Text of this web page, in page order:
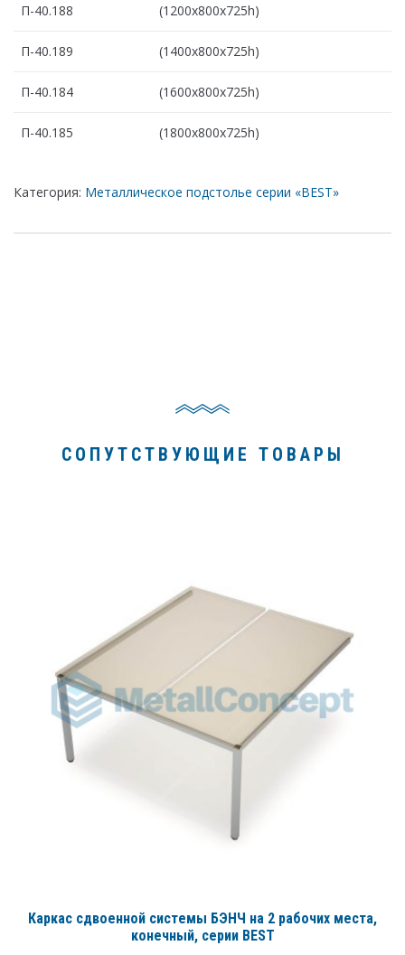
П-40.188 (1200х800х725h)
П-40.189 (1400х800х725h)
П-40.184 (1600х800х725h)
П-40.185 (1800х800х725h)
Категория: Металлическое подстолье серии «BEST»
СОПУТСТВУЮЩИЕ ТОВАРЫ
Каркас сдвоенной системы БЭНЧ на 2 рабочих места,
конечный, серии BEST